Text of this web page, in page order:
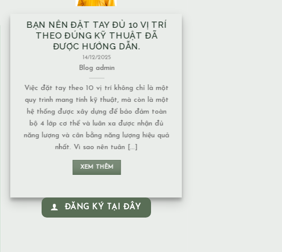
NHÀ XÂY TRÊN MẠCH NƯỚC
NGẦM CÓ ẢNH HƯỞNG GÌ VỀ
MẶT NĂNG LƯỢNG KHÔNG?
13/12/2025
Blogadmin
Mạch nước ngầm có nhiều dạng khác nhau,
và mức độ ảnh hưởng về năng lượng cũng
phụ thuộc vào tính chất của nguồn nước: 1.
Nước chảy hay nước đọng – Nếu là nước
chảy, năng lượng thường chuyển động liên
tục nên không tạo ra ứ đọng. – Nếu là nước
đọng, lâu [...]
ĐĂNG KÝ TẠI ĐÂY